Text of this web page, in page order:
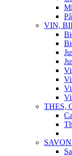
VIN,
THES,